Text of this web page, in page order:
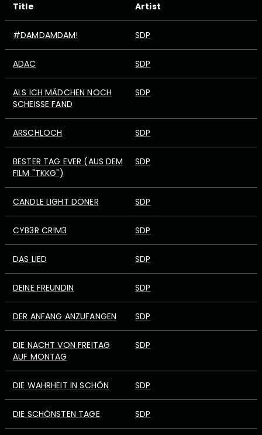
Title Artist
#DAMDAMDAM! SDP
ADAC SDP
ALS ICH MÄDCHEN NOCH
SCHEISSE FAND
SDP
ARSCHLOCH SDP
BESTER TAG EVER (AUS DEM
FILM "TKKG")
SDP
CANDLE LIGHT DÖNER SDP
CYB3R CR!M3 SDP
DAS LIED SDP
DEINE FREUNDIN SDP
DER ANFANG ANZUFANGEN SDP
DIE NACHT VON FREITAG
AUF MONTAG
SDP
DIE WAHRHEIT IN SCHÖN SDP
DIE SCHÖNSTEN TAGE SDP